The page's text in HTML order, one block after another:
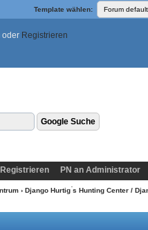
Template wählen:
oder Registrieren
Registrieren PN an Administrator
› Django Hurtig ́s Hunting Center /